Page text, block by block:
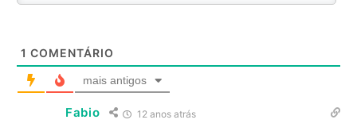
1 COMENTÁRIO
mais antigos
Fabio 12 anos atrás